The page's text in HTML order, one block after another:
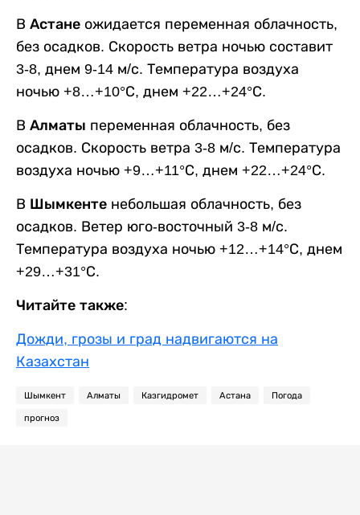
В Астане ожидается переменная облачность,
без осадков. Скорость ветра ночью составит
3-8, днем 9-14 м/с. Температура воздуха
ночью +8…+10°С, днем +22…+24°С.
В Алматы переменная облачность, без
осадков. Скорость ветра 3-8 м/с. Температура
воздуха ночью +9…+11°С, днем +22…+24°С.
В Шымкенте небольшая облачность, без
осадков. Ветер юго-восточный 3-8 м/с.
Температура воздуха ночью +12…+14°С, днем
+29…+31°С.
Читайте также:
Дожди, грозы и град надвигаются на
Казахстан
Шымкент Алматы Казгидромет Астана Погода
прогноз